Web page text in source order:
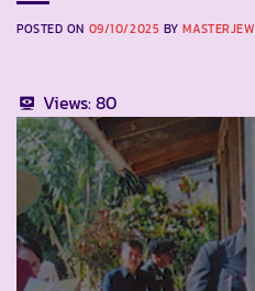
POSTED ON 09/10/2025 BYMASTERJEW
Views:80